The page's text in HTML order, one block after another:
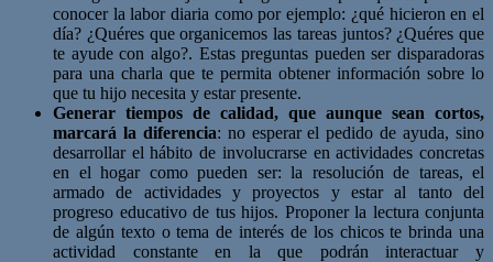
conocer la labor diaria como por ejemplo: ¿qué hicieron en el
día? ¿Quéres que organicemos las tareas juntos? ¿Quéres que
te ayude con algo?. Estas preguntas pueden ser disparadoras
para una charla que te permita obtener información sobre lo
que tu hijo necesita y estar presente.
Generar tiempos de calidad, que aunque sean cortos,
marcará la diferencia: no esperar el pedido de ayuda, sino
desarrollar el hábito de involucrarse en actividades concretas
en el hogar como pueden ser: la resolución de tareas, el
armado de actividades y proyectos y estar al tanto del
progreso educativo de tus hijos. Proponer la lectura conjunta
de algún texto o tema de interés de los chicos te brinda una
actividad constante en la que podrán interactuar y